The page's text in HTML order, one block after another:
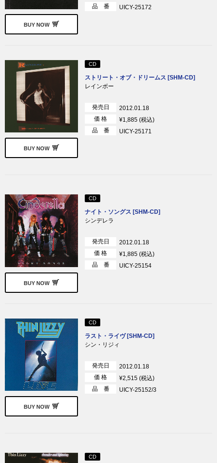
BUY NOW
品 番
UICY-25172
BUY NOW
CD
ストリート・オブ・ドリームス [SHM-CD]
レインボー
発売日
2012.01.18
価 格
¥1,885 (税込)
品 番
UICY-25171
BUY NOW
CD
ナイト・ソングス [SHM-CD]
シンデレラ
発売日
2012.01.18
価 格
¥1,885 (税込)
品 番
UICY-25154
BUY NOW
CD
ラスト・ライヴ [SHM-CD]
シン・リジィ
発売日
2012.01.18
価 格
¥2,515 (税込)
品 番
UICY-25152/3
CD